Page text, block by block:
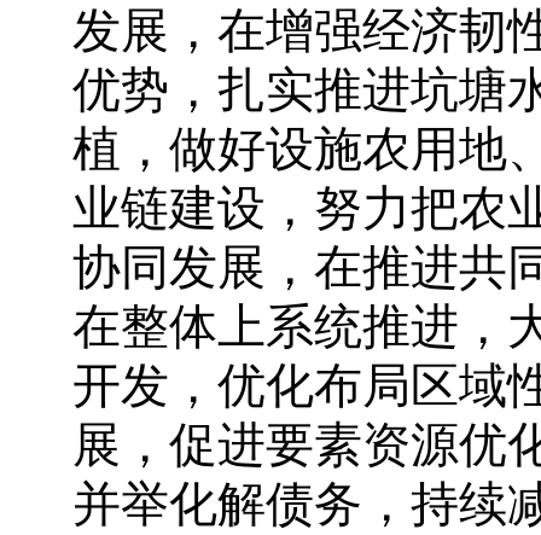
发展，在增强经济韧
优势，扎实推进坑塘
植，做好设施农用地
业链建设，努力把农
协同发展，在推进共
在整体上系统推进，
开发，优化布局区域
展，促进要素资源优
并举化解债务，持续